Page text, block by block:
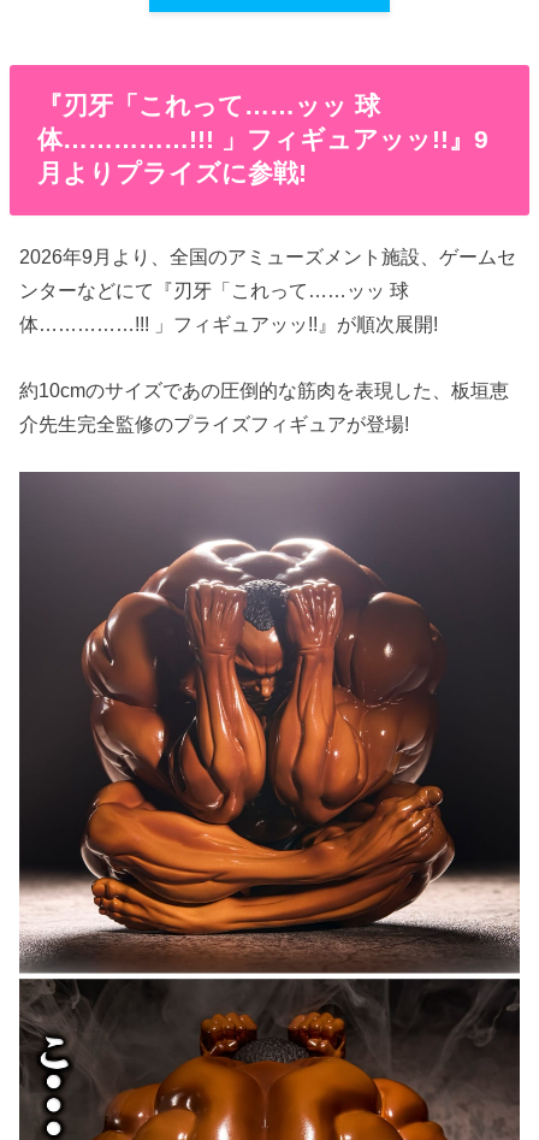
『刃牙「これって……ッッ 球
体……………!!! 」フィギュアッッ!!』9
月よりプライズに参戦!
2026年9月より、全国のアミューズメント施設、ゲームセ
ンターなどにて『刃牙「これって……ッッ 球
体……………!!! 」フィギュアッッ!!』が順次展開!
約10cmのサイズであの圧倒的な筋肉を表現した、板垣恵
介先生完全監修のプライズフィギュアが登場!